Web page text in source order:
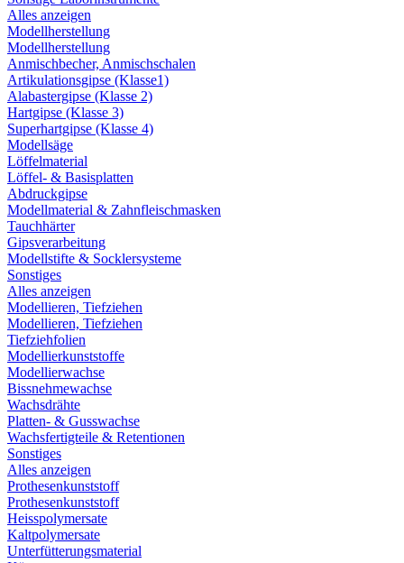
Alles anzeigen
Modellherstellung
Modellherstellung
Anmischbecher, Anmischschalen
Artikulationsgipse (Klasse1)
Alabastergipse (Klasse 2)
Hartgipse (Klasse 3)
Superhartgipse (Klasse 4)
Modellsäge
Löffelmaterial
Löffel- & Basisplatten
Abdruckgipse
Modellmaterial & Zahnfleischmasken
Tauchhärter
Gipsverarbeitung
Modellstifte & Socklersysteme
Sonstiges
Alles anzeigen
Modellieren, Tiefziehen
Modellieren, Tiefziehen
Tiefziehfolien
Modellierkunststoffe
Modellierwachse
Bissnehmewachse
Wachsdrähte
Platten- & Gusswachse
Wachsfertigteile & Retentionen
Sonstiges
Alles anzeigen
Prothesenkunststoff
Prothesenkunststoff
Heisspolymersate
Kaltpolymersate
Unterfütterungsmaterial